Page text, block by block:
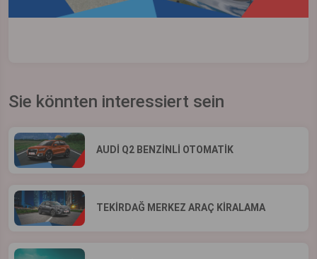
Sie könnten interessiert sein
AUDİ Q2 BENZİNLİ OTOMATİK
TEKİRDAĞ MERKEZ ARAÇ KİRALAMA